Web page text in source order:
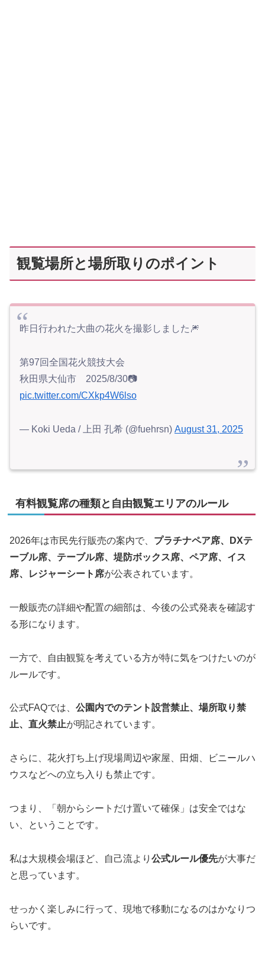
観覧場所と場所取りのポイント
昨日行われた大曲の花火を撮影しました🎆
第97回全国花火競技大会
秋田県大仙市 2025/8/30📷️
pic.twitter.com/CXkp4W6lso
— Koki Ueda / 上田 孔希 (@fuehrsn) August 31, 2025
有料観覧席の種類と自由観覧エリアのルール
2026年は市民先行販売の案内で、 プラチナペア席、DXテ
ーブル席、テーブル席、堤防ボックス席、ペア席、イス
席、レジャーシート席が公表されています。
一般販売の詳細や配置の細部は、今後の公式発表を確認す
る形になります。
一方で、自由観覧を考えている方が特に気をつけたいのが
ルールです。
公式FAQでは、 公園内でのテント設営禁止、場所取り禁
止、直火禁止が明記されています。
さらに、花火打ち上げ現場周辺や家屋、田畑、ビニールハ
ウスなどへの立ち入りも禁止です。
つまり、「朝からシートだけ置いて確保」は安全ではな
い、ということです。
私は大規模会場ほど、自己流より 公式ルール優先が大事だ
と思っています。
せっかく楽しみに行って、現地で移動になるのはかなりつ
らいです。